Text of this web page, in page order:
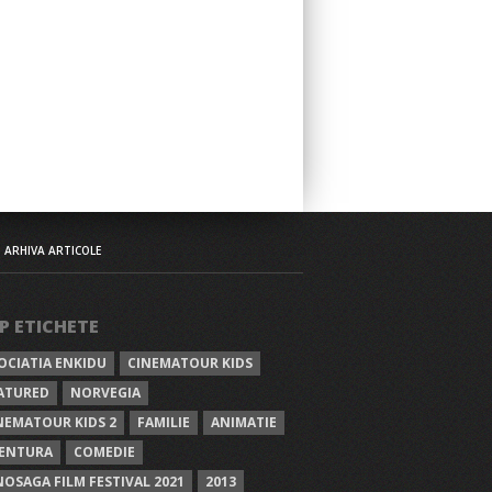
ARHIVA ARTICOLE
ETICHETE
ENKIDU
CINEMATOUR KIDS
NORVEGIA
KIDS 2
FAMILIE
ANIMATIE
COMEDIE
FILM FESTIVAL 2021
2013